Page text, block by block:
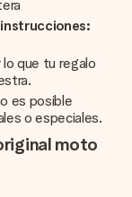
que tu regalo
es posible
o especiales.
moto